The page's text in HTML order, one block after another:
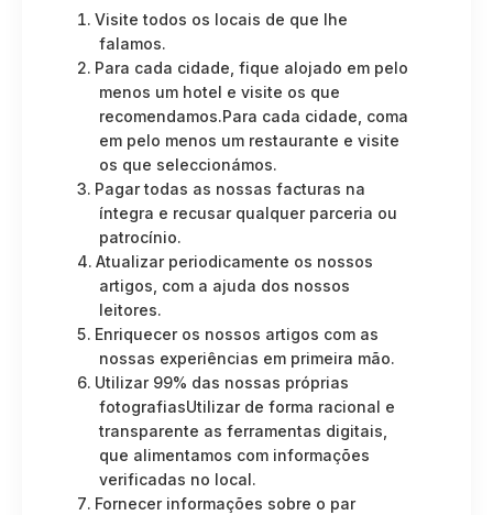
Visite todos os locais de que lhe
falamos.
Para cada cidade, fique alojado em pelo
menos um hotel e visite os que
recomendamos.Para cada cidade, coma
em pelo menos um restaurante e visite
os que seleccionámos.
Pagar todas as nossas facturas na
íntegra e recusar qualquer parceria ou
patrocínio.
Atualizar periodicamente os nossos
artigos, com a ajuda dos nossos
leitores.
Enriquecer os nossos artigos com as
nossas experiências em primeira mão.
Utilizar 99% das nossas próprias
fotografiasUtilizar de forma racional e
transparente as ferramentas digitais,
que alimentamos com informações
verificadas no local.
Fornecer informações sobre o par